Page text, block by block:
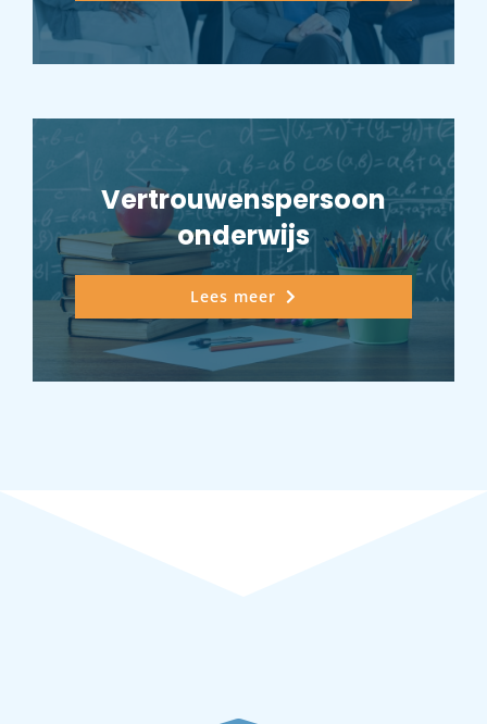
Vertrouwenspersoon
onderwijs
Lees meer